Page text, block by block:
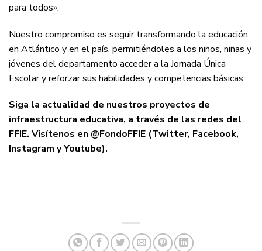
para todos».
Nuestro compromiso es seguir transformando la educación
en Atlántico y en el país, permitiéndoles a los niños, niñas y
jóvenes del departamento acceder a la Jornada Única
Escolar y reforzar sus habilidades y competencias básicas.
Siga la actualidad de nuestros proyectos de
infraestructura educativa, a través de las redes del
FFIE. Visítenos en @FondoFFIE (Twitter, Facebook,
Instagram y Youtube).